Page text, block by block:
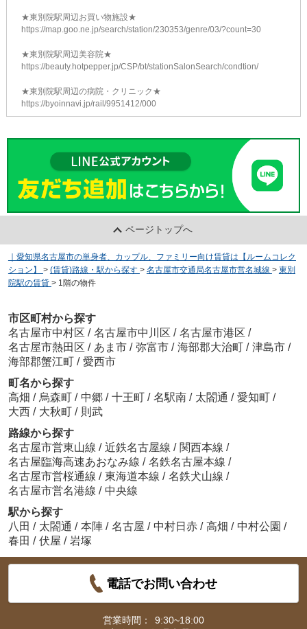
★東別院駅周辺お買い物施設★
https://map.goo.ne.jp/search/station/230353/genre/03/?count=30
★東別院駅周辺美容院★
https://beauty.hotpepper.jp/CSP/bt/stationSalonSearch/condtion/
★東別院駅周辺の病院・クリニック★
https://byoinnavi.jp/rail/9951412/000
ページトップへ
｜愛知県名古屋市の単身者、カップル、ファミリー向け賃貸は【ルームコレク
ション】
> (賃貸)路線・駅から探す > 名古屋市交通局名古屋市営名城線 > 東別
院駅の賃貸 > 1階の物件
市区町村から探す
名古屋市中村区 / 名古屋市中川区 / 名古屋市港区 /
名古屋市熱田区 / あま市 / 弥富市 / 海部郡大治町 / 津島市 /
海部郡蟹江町 / 愛西市
町名から探す
高畑 / 烏森町 / 中郷 / 十王町 / 名駅南 / 太閤通 / 愛知町 /
大西 / 大秋町 / 則武
路線から探す
名古屋市営東山線 / 近鉄名古屋線 / 関西本線 /
名古屋臨海高速あおなみ線 / 名鉄名古屋本線 /
名古屋市営桜通線 / 東海道本線 / 名鉄犬山線 /
名古屋市営名港線 / 中央線
駅から探す
八田 / 太閤通 / 本陣 / 名古屋 / 中村日赤 / 高畑 / 中村公園 /
春田 / 伏屋 / 岩塚
電話でお問い合わせ
営業時間：
9:30~18:00